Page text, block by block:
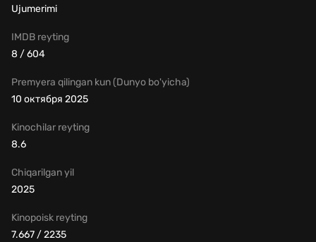
Ujumerimi
Chiqarilgan yil
2025
Kinopoisk reyting
7.667 / 2235
IMDB reyting
8 / 604
Premyera qilingan kun (Dunyo bo'yicha)
10 октября 2025
Kinochilar reyting
8.6